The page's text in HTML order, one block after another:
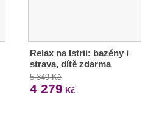
Relax na Istrii: bazény i
strava, dítě zdarma
5 349 Kč
4 279 Kč